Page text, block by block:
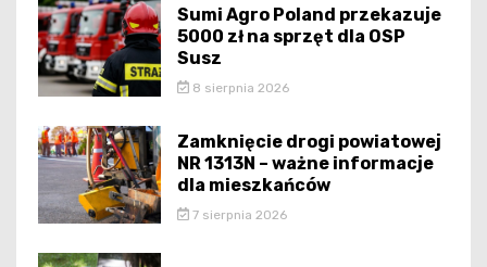
Sumi Agro Poland przekazuje
5000 zł na sprzęt dla OSP
Susz
8 sierpnia 2026
Zamknięcie drogi powiatowej
NR 1313N – ważne informacje
dla mieszkańców
7 sierpnia 2026